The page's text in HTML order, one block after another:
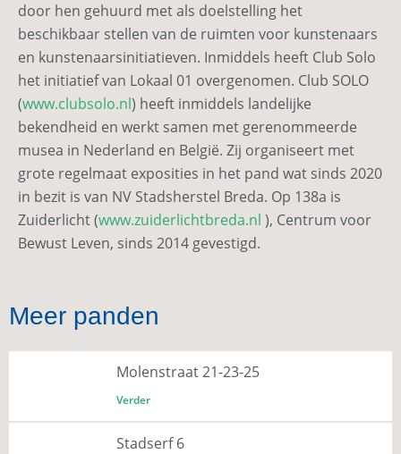
door hen gehuurd met als doelstelling het
beschikbaar stellen van de ruimten voor kunstenaars
en kunstenaarsinitiatieven. Inmiddels heeft Club Solo
het initiatief van Lokaal 01 overgenomen. Club SOLO
(www.clubsolo.nl) heeft inmiddels landelijke
bekendheid en werkt samen met gerenommeerde
musea in Nederland en België. Zij organiseert met
grote regelmaat exposities in het pand wat sinds 2020
in bezit is van NV Stadsherstel Breda. Op 138a is
Zuiderlicht (www.zuiderlichtbreda.nl ), Centrum voor
Bewust Leven, sinds 2014 gevestigd.
Meer panden
Molenstraat 21-23-25
Verder
Stadserf 6